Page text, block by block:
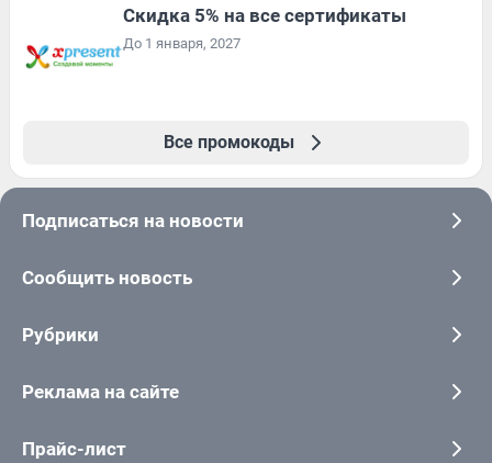
Скидка 5% на все сертификаты
До 1 января, 2027
Все промокоды
Подписаться на новости
Сообщить новость
Рубрики
Реклама на сайте
Прайс-лист